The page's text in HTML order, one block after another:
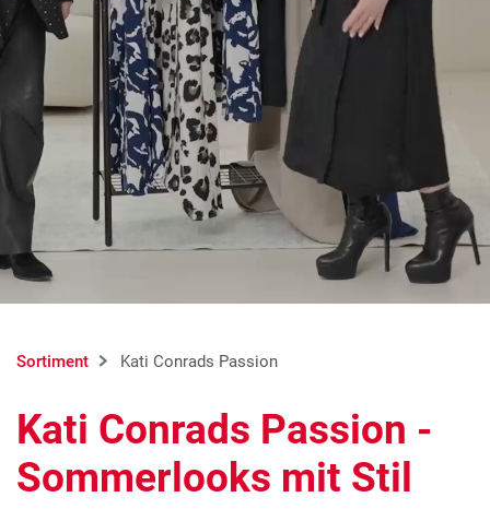
Sortiment Kati Conrads Passion
Kati Conrads Passion -
Sommerlooks mit Stil